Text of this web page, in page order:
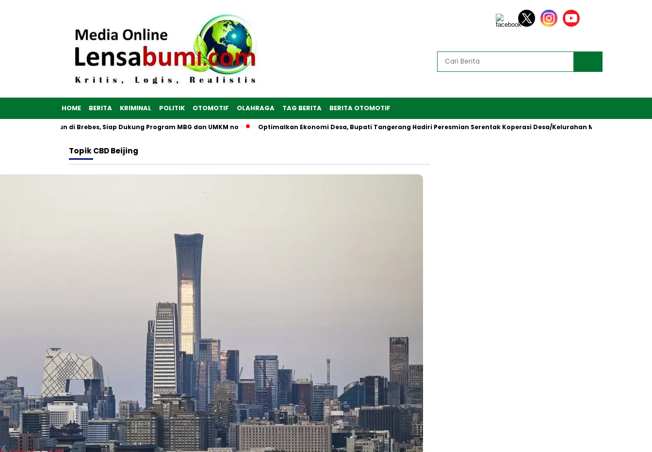
HOME BERITA KRIMINAL POLITIK OTOMOTIF OLAHRAGA TAG BERITA BERITA OTOMOTIF
Putih Dibangun di Brebes, Siap Dukung Program MBG dan UMKM no Optimalkan Ekonomi Desa, Bupati Tangerang Hadiri Peresmian Serentak Koperasi Desa/Kelurahan Merah Putih oleh
TopikCBD Beijing